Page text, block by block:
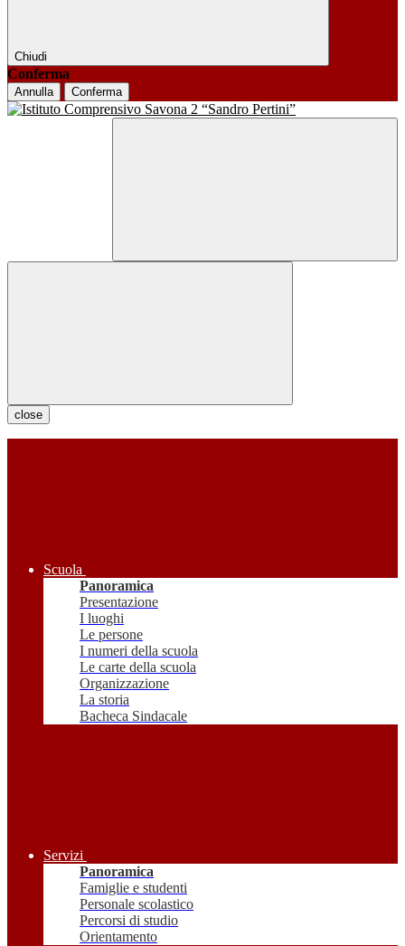
Chiudi
Conferma
Annulla Conferma
close
Scuola
Panoramica
Presentazione
I luoghi
Le persone
I numeri della scuola
Le carte della scuola
Organizzazione
La storia
Bacheca Sindacale
Servizi
Panoramica
Famiglie e studenti
Personale scolastico
Percorsi di studio
Orientamento